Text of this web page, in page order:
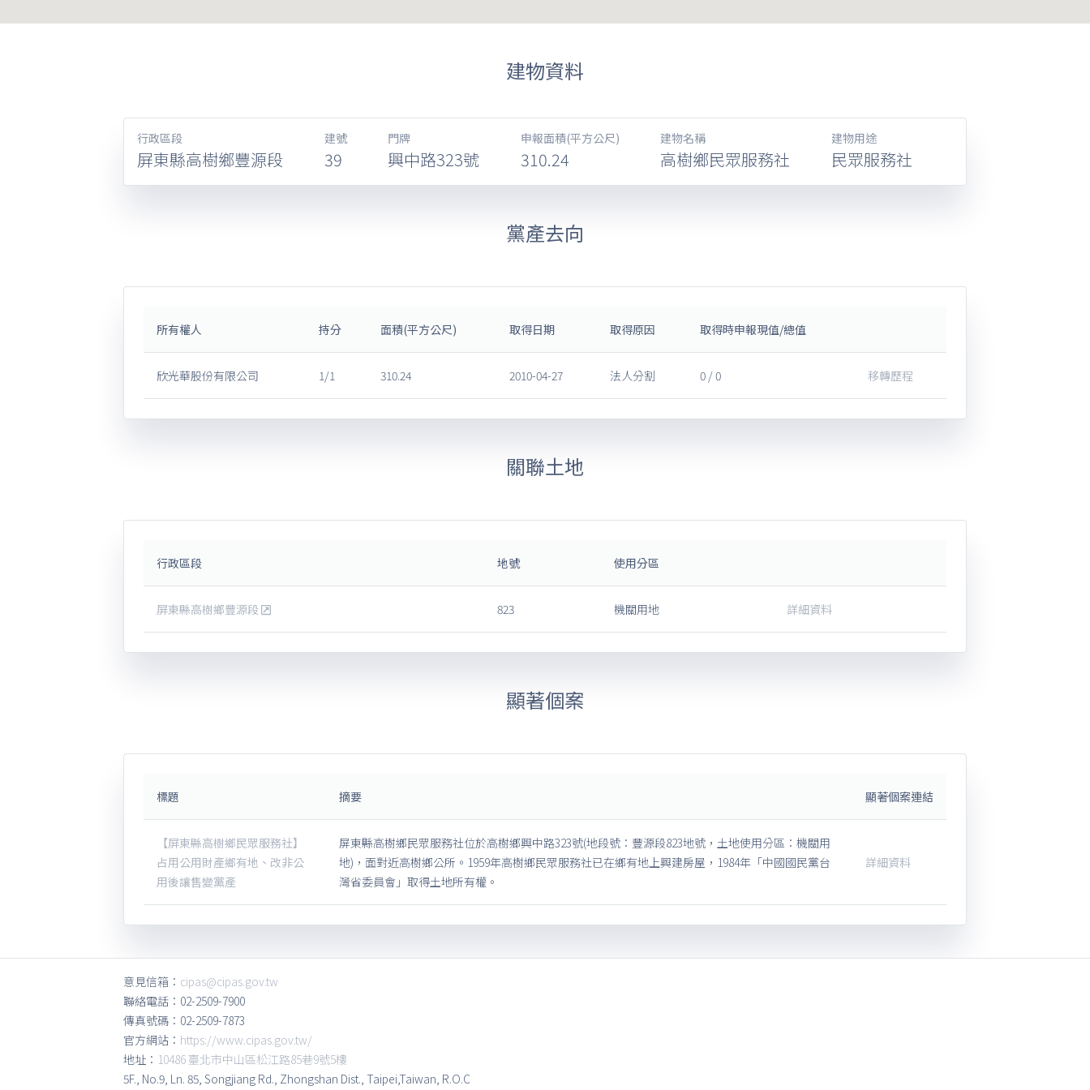
建物資料
行政區段
屏東縣高樹鄉豐源段
建號
39
門牌
興中路323號
申報面積(平方公尺)
310.24
建物名稱
高樹鄉民眾服務社
建物用途
民眾服務社
黨產去向
所有權人 持分 面積(平方公尺) 取得日期 取得原因 取得時申報現值/總值
欣光華股份有限公司 1/1 310.24 2010-04-27 法人分割 0 / 0 移轉歷程
關聯土地
行政區段 地號 使用分區
屏東縣高樹鄉豐源段 823 機關用地 詳細資料
顯著個案
標題 摘要 顯著個案連結
【屏東縣高樹鄉民眾服務社】
占用公用財產鄉有地、改非公
用後讓售變黨產
屏東縣高樹鄉民眾服務社位於高樹鄉興中路323號(地段號：豐源段823地號，土地使用分區：機關用
地)，面對近高樹鄉公所。1959年高樹鄉民眾服務社已在鄉有地上興建房屋，1984年「中國國民黨台
灣省委員會」取得土地所有權。
詳細資料
意見信箱： cipas@cipas.gov.tw
聯絡電話：02-2509-7900
傳真號碼：02-2509-7873
官方網站： https://www.cipas.gov.tw/
地址： 10486 臺北市中山區松江路85巷9號5樓
5F., No.9, Ln. 85, Songjiang Rd., Zhongshan Dist., Taipei,Taiwan, R.O.C